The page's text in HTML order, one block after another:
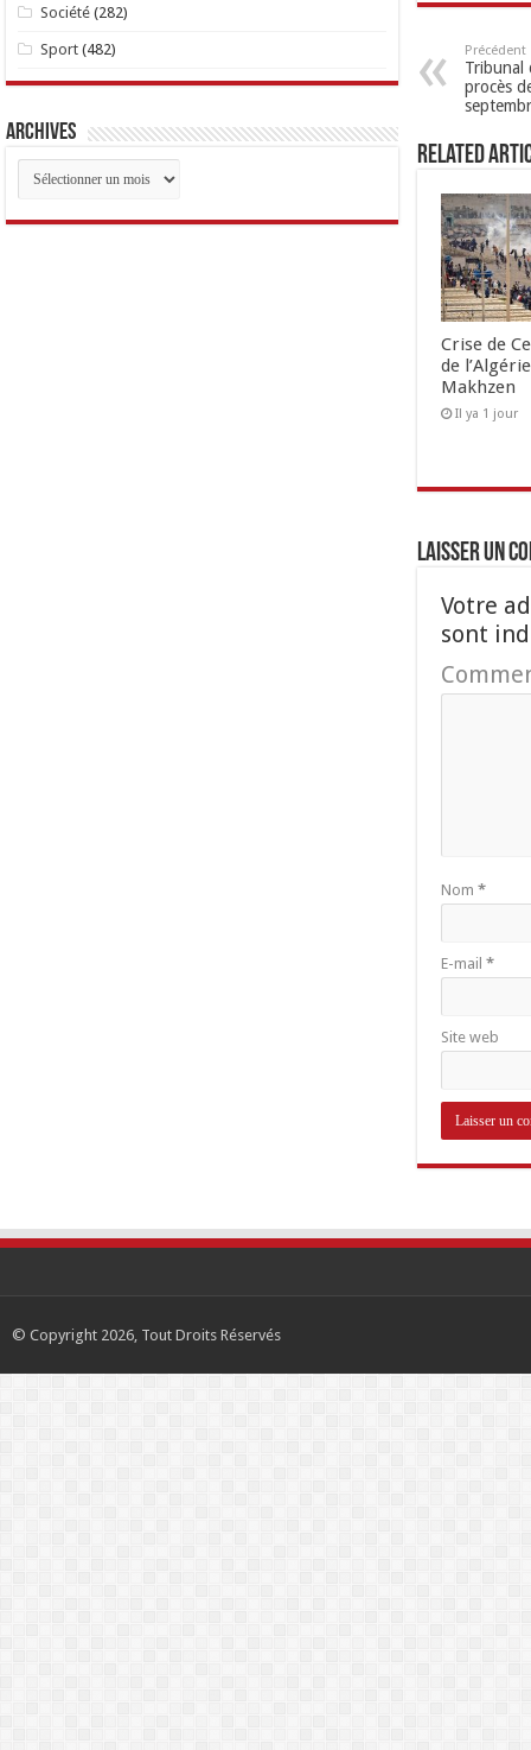
Précédent
Tribunal
procès
Related
Crise de
de
Makhzen
Il ya 1 jour
Laisser un
Votre
sont
Nom *
E-mail *
Site web
Société (282)
Sport (482)
Archives
Archives
© Copyright 2026, Tout Droits Réservés